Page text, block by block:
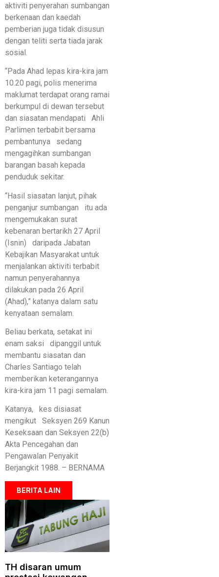
aktiviti penyerahan sumbangan
berkenaan dan kaedah
pemberian juga tidak disusun
dengan teliti serta tiada jarak
sosial.
“Pada Ahad lepas kira-kira jam
10.20 pagi, polis menerima
maklumat terdapat orang ramai
berkumpul di dewan tersebut
dan siasatan mendapati Ahli
Parlimen terbabit bersama
pembantunya sedang
mengagihkan sumbangan
barangan basah kepada
penduduk sekitar.
“Hasil siasatan lanjut, pihak
penganjur sumbangan itu ada
mengemukakan surat
kebenaran bertarikh 27 April
(Isnin) daripada Jabatan
Kebajikan Masyarakat untuk
menjalankan aktiviti terbabit
namun penyerahannya
dilakukan pada 26 April
(Ahad),” katanya dalam satu
kenyataan semalam.
Beliau berkata, setakat ini
enam saksi dipanggil untuk
membantu siasatan dan
Charles Santiago telah
memberikan keterangannya
kira-kira jam 11 pagi semalam.
Katanya, kes disiasat
mengikut Seksyen 269 Kanun
Keseksaan dan Seksyen 22(b)
Akta Pencegahan dan
Pengawalan Penyakit
Berjangkit 1988. – BERNAMA
BERITA LAIN
TH disaran umum